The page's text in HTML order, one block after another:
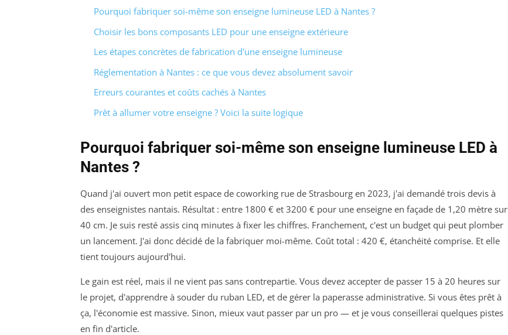
Pourquoi fabriquer soi-même son enseigne lumineuse LED à Nantes ?
Choisir les bons composants LED pour une enseigne extérieure
Les étapes concrètes de fabrication d'une enseigne lumineuse
Réglementation à Nantes : ce que vous devez absolument savoir
Erreurs courantes et coûts cachés à Nantes
Prêt à allumer votre enseigne ? Voici la suite logique
Pourquoi fabriquer soi-même son enseigne lumineuse LED à
Nantes ?
Quand j'ai ouvert mon petit espace de coworking rue de Strasbourg en 2023, j'ai demandé trois devis à
des enseignistes nantais. Résultat : entre 1800 € et 3200 € pour une enseigne en façade de 1,20 mètre sur
40 cm. Je suis resté assis cinq minutes à fixer les chiffres. Franchement, c'est un budget qui peut plomber
un lancement. J'ai donc décidé de la fabriquer moi-même. Coût total : 420 €, étanchéité comprise. Et elle
tient toujours aujourd'hui.
Le gain est réel, mais il ne vient pas sans contrepartie. Vous devez accepter de passer 15 à 20 heures sur
le projet, d'apprendre à souder du ruban LED, et de gérer la paperasse administrative. Si vous êtes prêt à
ça, l'économie est massive. Sinon, mieux vaut passer par un pro — et je vous conseillerai quelques pistes
en fin d'article.